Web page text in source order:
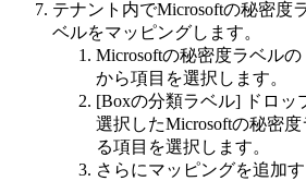
テナント内でMicrosoftの秘密度
ベルをマッピングします。
Microsoftの秘密度ラベル
から項目を選択します。
[Boxの分類ラベル] ドロッ
選択したMicrosoftの秘密
る項目を選択します。
さらにマッピングを追加